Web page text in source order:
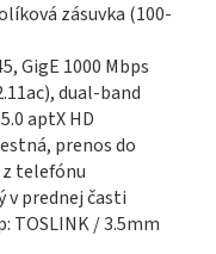
zásuvka (100-
GigE 1000 Mbps
dual-band
aptX HD
prenos do
telefónu
v prednej časti
TOSLINK / 3.5mm